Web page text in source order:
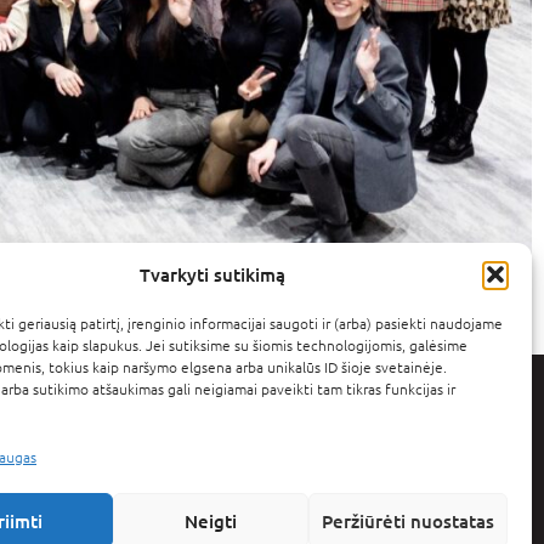
Tvarkyti sutikimą
geriausią patirtį, įrenginio informacijai saugoti ir (arba) pasiekti naudojame
kaip slapukus. Jei sutiksime su šiomis technologijomis, galėsime
tokius kaip naršymo elgsena arba unikalūs ID šioje svetainėje.
sutikimo atšaukimas gali neigiamai paveikti tam tikras funkcijas ir
Neigti Peržiūrėti nuostatas
ateities moterų
ir drąsiai įgalinti